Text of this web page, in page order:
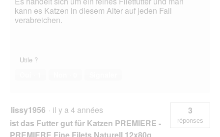
kann es Katzen in diesem Alter auf jeden Fall
verabreichen.
Utile ?
lissy1956 · il y a 4 années
ist das Futter gut für Katzen PREMIERE -
PREMIERE Fine Filets Naturell 12x80g
3
réponses